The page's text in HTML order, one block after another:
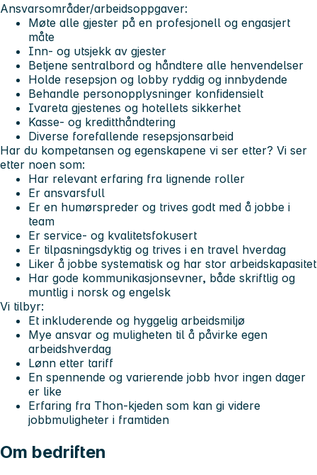
Ansvarsområder/arbeidsoppgaver:
Møte alle gjester på en profesjonell og engasjert
måte
Inn- og utsjekk av gjester
Betjene sentralbord og håndtere alle henvendelser
Holde resepsjon og lobby ryddig og innbydende
Behandle personopplysninger konfidensielt
Ivareta gjestenes og hotellets sikkerhet
Kasse- og kreditthåndtering
Diverse forefallende resepsjonsarbeid
Har du kompetansen og egenskapene vi ser etter? Vi ser
etter noen som:
Har relevant erfaring fra lignende roller
Er ansvarsfull
Er en humørspreder og trives godt med å jobbe i
team
Er service- og kvalitetsfokusert
Er tilpasningsdyktig og trives i en travel hverdag
Liker å jobbe systematisk og har stor arbeidskapasitet
Har gode kommunikasjonsevner, både skriftlig og
muntlig i norsk og engelsk
Vi tilbyr:
Et inkluderende og hyggelig arbeidsmiljø
Mye ansvar og muligheten til å påvirke egen
arbeidshverdag
Lønn etter tariff
En spennende og varierende jobb hvor ingen dager
er like
Erfaring fra Thon-kjeden som kan gi videre
jobbmuligheter i framtiden
Om bedriften